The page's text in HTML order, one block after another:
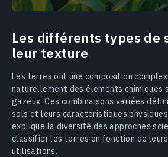
Les différents types de
leur texture
Les terres ont une composition
naturellement des éléments chimiques
gazeux. Ces combinaisons variées
sols et leurs caractéristiques
explique la diversité des approches
classifier les terres en fonction de
utilisations.